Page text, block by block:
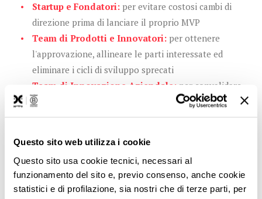
Questo sito web utilizza i cookie
Questo sito usa cookie tecnici, necessari al
funzionamento del sito e, previo consenso, anche cookie
statistici e di profilazione, sia nostri che di terze parti, per
Startup e Fondatori: per evitare costosi cambi di
direzione prima di lanciare il proprio MVP
Team di Prodotti e Innovatori: per ottenere
l'approvazione, allineare le parti interessate ed
eliminare i cicli di sviluppo sprecati
Team di Innovazione Aziendale: per convalidare
le idee prima di impegnare tempo e risorse
significative
collaudato e strutturato di inquadramento dei
problemi ai propri team o clienti.